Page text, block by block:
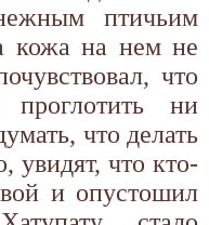
птичьим
кожа на нем не
что
ни
что делать
увидят, что кто-
и опустошил